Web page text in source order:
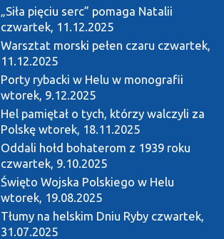
„Siła pięciu serc” pomaga Natalii
czwartek, 11.12.2025
Warsztat morski pełen czaru czwartek,
11.12.2025
Porty rybacki w Helu w monografii
wtorek, 9.12.2025
Hel pamiętał o tych, którzy walczyli za
Polskę wtorek, 18.11.2025
Oddali hołd bohaterom z 1939 roku
czwartek, 9.10.2025
Święto Wojska Polskiego w Helu
wtorek, 19.08.2025
Tłumy na helskim Dniu Ryby czwartek,
31.07.2025